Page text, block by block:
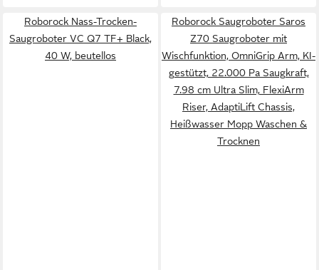
Roborock Nass-Trocken-
Saugroboter VC Q7 TF+ Black,
40 W, beutellos
Roborock Saugroboter Saros
Z70 Saugroboter mit
Wischfunktion, OmniGrip Arm, KI-
gestützt, 22.000 Pa Saugkraft,
7.98 cm Ultra Slim, FlexiArm
Riser, AdaptiLift Chassis,
Heißwasser Mopp Waschen &
Trocknen